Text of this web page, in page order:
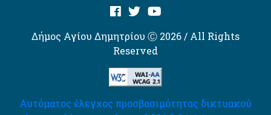
Δήμος Αγίου Δημητρίου Ⓒ 2026 / All Rights
Reserved
Αυτόματος έλεγχος προσβασιμότητας δικτυακού